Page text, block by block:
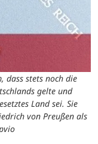
dass stets noch die
gelte und
Land sei. Sie
von Preußen als